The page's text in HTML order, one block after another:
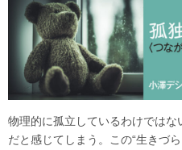
物理的に孤立しているわけでは
だと感じてしまう。この“生きづ